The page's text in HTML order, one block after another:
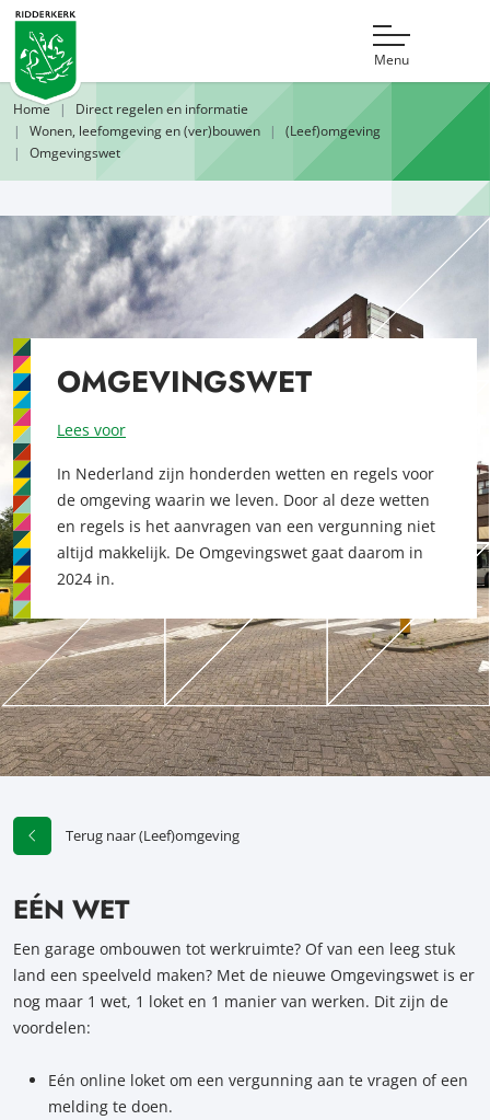
Menu
Home
Direct regelen en informatie
Wonen, leefomgeving en (ver)bouwen
(Leef)omgeving
Omgevingswet
OMGEVINGSWET
Lees voor
In Nederland zijn honderden wetten en regels voor
de omgeving waarin we leven. Door al deze wetten
en regels is het aanvragen van een vergunning niet
altijd makkelijk. De Omgevingswet gaat daarom in
2024 in.
Terug naar (Leef)omgeving
EÉN WET
Een garage ombouwen tot werkruimte? Of van een leeg stuk
land een speelveld maken? Met de nieuwe Omgevingswet is er
nog maar 1 wet, 1 loket en 1 manier van werken. Dit zijn de
voordelen:
Eén online loket om een vergunning aan te vragen of een
melding te doen.